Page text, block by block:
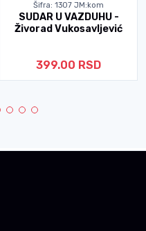
Šifra: 1307 JM:kom
SUDAR U VAZDUHU -
Živorad Vukosavljević
399.00 RSD